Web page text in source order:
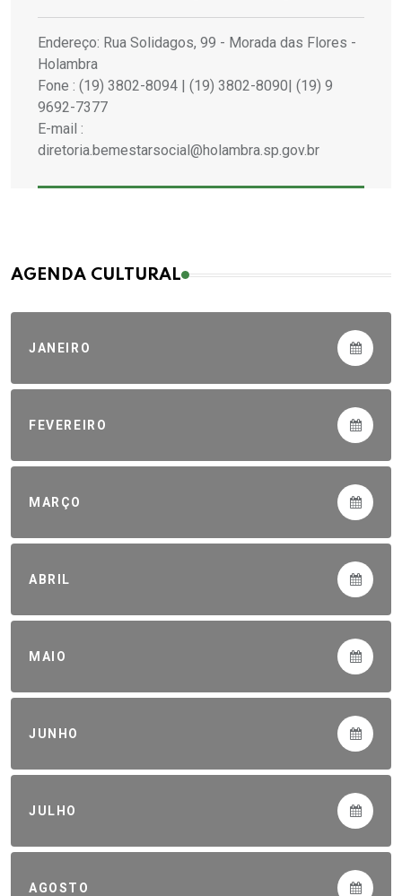
Endereço: Rua Solidagos, 99 - Morada das Flores -
Holambra
Fone : (19) 3802-8094 | (19) 3802-8090| (19) 9
9692-7377
E-mail :
diretoria.bemestarsocial@holambra.sp.gov.br
AGENDA CULTURAL
JANEIRO
FEVEREIRO
MARÇO
ABRIL
MAIO
JUNHO
JULHO
AGOSTO